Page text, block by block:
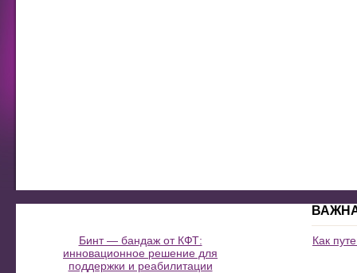
Бинт — бандаж от КФТ:
инновационное решение для
поддержки и реабилитации
Как